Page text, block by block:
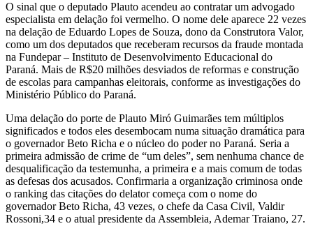
O sinal que o deputado Plauto acendeu ao contratar um advogado
especialista em delação foi vermelho. O nome dele aparece 22 vezes
na delação de Eduardo Lopes de Souza, dono da Construtora Valor,
como um dos deputados que receberam recursos da fraude montada
na Fundepar – Instituto de Desenvolvimento Educacional do
Paraná. Mais de R$20 milhões desviados de reformas e construção
de escolas para campanhas eleitorais, conforme as investigações do
Ministério Público do Paraná.
Uma delação do porte de Plauto Miró Guimarães tem múltiplos
significados e todos eles desembocam numa situação dramática para
o governador Beto Richa e o núcleo do poder no Paraná. Seria a
primeira admissão de crime de “um deles”, sem nenhuma chance de
desqualificação da testemunha, a primeira e a mais comum de todas
as defesas dos acusados. Confirmaria a organização criminosa onde
o ranking das citações do delator começa com o nome do
governador Beto Richa, 43 vezes, o chefe da Casa Civil, Valdir
Rossoni,34 e o atual presidente da Assembleia, Ademar Traiano, 27.